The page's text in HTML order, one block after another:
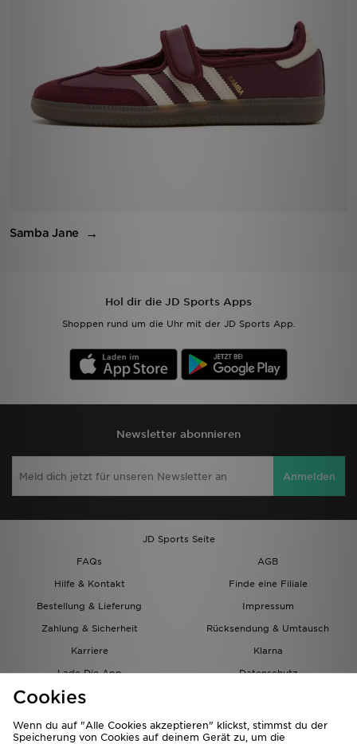
Samba Jane
Hol dir die JD Sports Apps
Shoppen rund um die Uhr mit der JD Sports App.
Newsletter abonnieren
Anmelden
JD Sports Seite
FAQs
AGB
Hilfe & Kontakt
Finde eine Filiale
Bestellung & Lieferung
Impressum
Zahlung & Sicherheit
Rücksendung & Umtausch
Karriere
Klarna
Lade Die App
Datenschutz
Cookies
Cookies
Wenn du auf "Alle Cookies akzeptieren" klickst, stimmst du der
Speicherung von Cookies auf deinem Gerät zu, um die